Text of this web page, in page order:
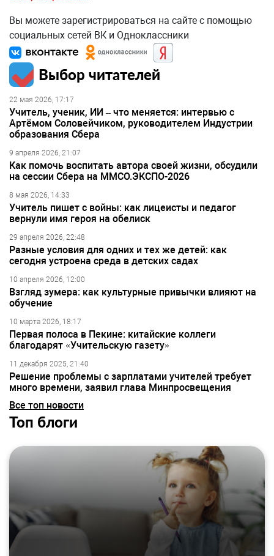
Вы можете зарегистрироваться на сайте с помощью
социальных сетей ВК и Одноклассники
Выбор читателей
22 мая 2026, 17:17
Учитель, ученик, ИИ – что меняется: интервью с
Артёмом Соловейчиком, руководителем Индустрии
образования Сбера
9 апреля 2026, 21:07
Как помочь воспитать автора своей жизни, обсудили
на сессии Сбера на ММСО.ЭКСПО-2026
8 мая 2026, 14:33
Учитель пишет с войны: как лицеисты и педагог
вернули имя героя на обелиск
29 апреля 2026, 22:48
Разные условия для одних и тех же детей: как
сегодня устроена среда в детских садах
10 апреля 2026, 12:00
Взгляд зумера: как культурные привычки влияют на
обучение
10 марта 2026, 18:17
Первая полоса в Пекине: китайские коллеги
благодарят «Учительскую газету»
11 декабря 2025, 21:40
Решение проблемы с зарплатами учителей требует
много времени, заявил глава Минпросвещения
Все топ новости
Топ блоги